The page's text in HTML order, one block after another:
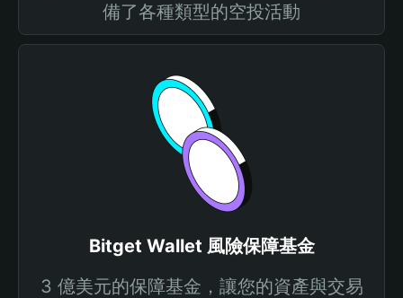
備了各種類型的空投活動
Bitget Wallet 風險保障基金
3 億美元的保障基金，讓您的資產與交易